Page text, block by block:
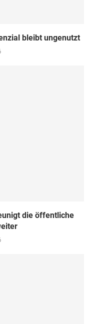
bleibt ungenutzt
die öffentliche